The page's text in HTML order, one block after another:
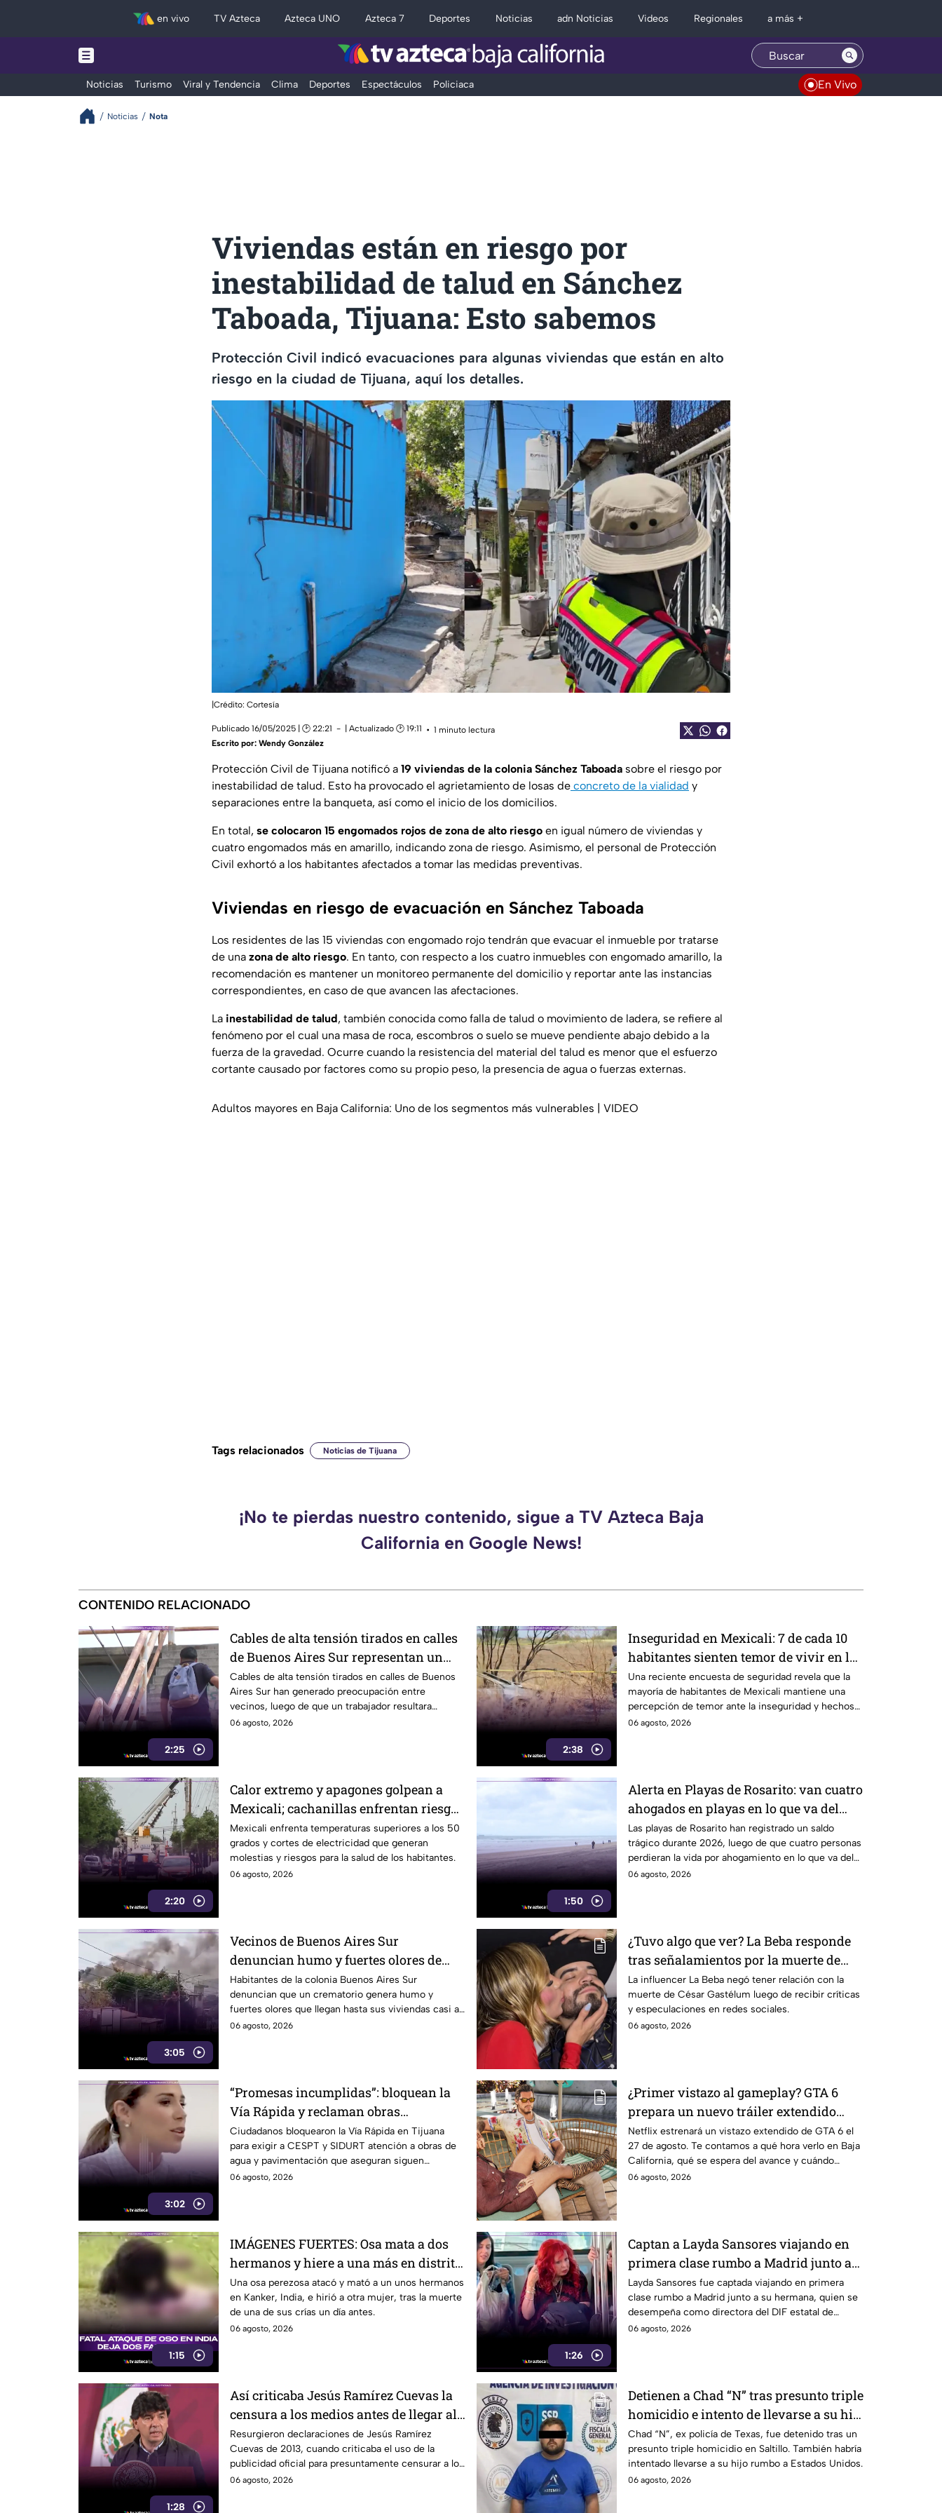
en vivo TV Azteca Azteca UNO Azteca 7 Deportes Noticias adn Noticias Videos Regionales a más +
Noticias Turismo Viral y Tendencia Clima Deportes Espectáculos Policiaca En Vivo
Noticias Nota
Viviendas están en riesgo por
inestabilidad de talud en Sánchez
Taboada, Tijuana: Esto sabemos
Protección Civil indicó evacuaciones para algunas viviendas que están en alto
riesgo en la ciudad de Tijuana, aquí los detalles.
|Crédito: Cortesía
Publicado 16/05/2025 | 🕑 22:21 | Actualizado 🕑 19:11
1 minuto lectura
Escrito por: Wendy González
Protección Civil de Tijuana notificó a 19 viviendas de la colonia Sánchez Taboada sobre el riesgo por
inestabilidad de talud. Esto ha provocado el agrietamiento de losas de concreto de la vialidad y
separaciones entre la banqueta, así como el inicio de los domicilios.
En total, se colocaron 15 engomados rojos de zona de alto riesgo en igual número de viviendas y
cuatro engomados más en amarillo, indicando zona de riesgo. Asimismo, el personal de Protección
Civil exhortó a los habitantes afectados a tomar las medidas preventivas.
Viviendas en riesgo de evacuación en Sánchez Taboada
Los residentes de las 15 viviendas con engomado rojo tendrán que evacuar el inmueble por tratarse
de una zona de alto riesgo. En tanto, con respecto a los cuatro inmuebles con engomado amarillo, la
recomendación es mantener un monitoreo permanente del domicilio y reportar ante las instancias
correspondientes, en caso de que avancen las afectaciones.
La inestabilidad de talud, también conocida como falla de talud o movimiento de ladera, se refiere al
fenómeno por el cual una masa de roca, escombros o suelo se mueve pendiente abajo debido a la
fuerza de la gravedad. Ocurre cuando la resistencia del material del talud es menor que el esfuerzo
cortante causado por factores como su propio peso, la presencia de agua o fuerzas externas.
Adultos mayores en Baja California: Uno de los segmentos más vulnerables | VIDEO
Tags relacionados Noticias de Tijuana
¡No te pierdas nuestro contenido, sigue a TV Azteca Baja
California en Google News!
CONTENIDO RELACIONADO
2:25
Cables de alta tensión tirados en calles
de Buenos Aires Sur representan un
riesgo para peatones en Tijuana
Cables de alta tensión tirados en calles de Buenos
Aires Sur han generado preocupación entre
vecinos, luego de que un trabajador resultara
electrocutado.
06 agosto, 2026
2:38
Inseguridad en Mexicali: 7 de cada 10
habitantes sienten temor de vivir en la
capital cachanilla
Una reciente encuesta de seguridad revela que la
mayoría de habitantes de Mexicali mantiene una
percepción de temor ante la inseguridad y hechos
delictivos.
06 agosto, 2026
2:20
Calor extremo y apagones golpean a
Mexicali; cachanillas enfrentan riesgos
por falta de electricidad
Mexicali enfrenta temperaturas superiores a los 50
grados y cortes de electricidad que generan
molestias y riesgos para la salud de los habitantes.
06 agosto, 2026
1:50
Alerta en Playas de Rosarito: van cuatro
ahogados en playas en lo que va del
año
Las playas de Rosarito han registrado un saldo
trágico durante 2026, luego de que cuatro personas
perdieran la vida por ahogamiento en lo que va del
año.
06 agosto, 2026
3:05
Vecinos de Buenos Aires Sur
denuncian humo y fuertes olores de
crematorio que entran a sus casas
Habitantes de la colonia Buenos Aires Sur
denuncian que un crematorio genera humo y
fuertes olores que llegan hasta sus viviendas casi a
diario.
06 agosto, 2026
¿Tuvo algo que ver? La Beba responde
tras señalamientos por la muerte de
César Gastélum
La influencer La Beba negó tener relación con la
muerte de César Gastélum luego de recibir críticas
y especulaciones en redes sociales.
06 agosto, 2026
3:02
“Promesas incumplidas”: bloquean la
Vía Rápida y reclaman obras
pendientes durante gobierno de Marina
del Pilar
Ciudadanos bloquearon la Vía Rápida en Tijuana
para exigir a CESPT y SIDURT atención a obras de
agua y pavimentación que aseguran siguen
pendientes desde 2021.
06 agosto, 2026
¿Primer vistazo al gameplay? GTA 6
prepara un nuevo tráiler extendido
para sus fans en Netflix
Netflix estrenará un vistazo extendido de GTA 6 el
27 de agosto. Te contamos a qué hora verlo en Baja
California, qué se espera del avance y cuándo
llegará a YouTube.
06 agosto, 2026
1:15
IMÁGENES FUERTES: Osa mata a dos
hermanos y hiere a una más en distrito
en pleno parque
Una osa perezosa atacó y mató a un unos hermanos
en Kanker, India, e hirió a otra mujer, tras la muerte
de una de sus crías un día antes.
06 agosto, 2026
1:26
Captan a Layda Sansores viajando en
primera clase rumbo a Madrid junto a
su hermana
Layda Sansores fue captada viajando en primera
clase rumbo a Madrid junto a su hermana, quien se
desempeña como directora del DIF estatal de
Campeche.
06 agosto, 2026
1:28
Así criticaba Jesús Ramírez Cuevas la
censura a los medios antes de llegar al
gobierno
Resurgieron declaraciones de Jesús Ramírez
Cuevas de 2013, cuando criticaba el uso de la
publicidad oficial para presuntamente censurar a los
medios de comunicación.
06 agosto, 2026
Detienen a Chad “N” tras presunto triple
homicidio e intento de llevarse a su hijo
a Estados Unidos
Chad “N”, ex policía de Texas, fue detenido tras un
presunto triple homicidio en Saltillo. También habría
intentado llevarse a su hijo rumbo a Estados Unidos.
06 agosto, 2026